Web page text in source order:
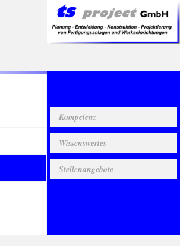
Kompetenz
Wissenswertes
Stellenangebote